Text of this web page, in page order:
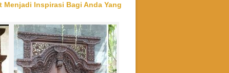
Menjadi Inspirasi Bagi Anda Yang
BEST SELLER